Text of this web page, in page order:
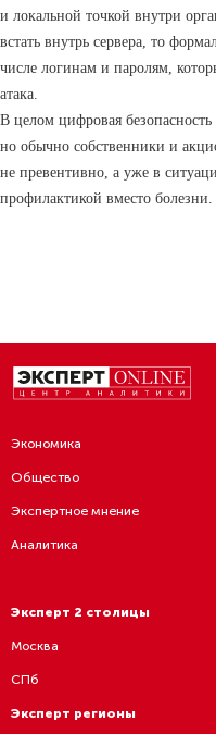
и локальной точкой внутри
встать внутрь сервера, то
числе логинам и паролям,
атака.
В целом цифровая
но обычно собственники и
не превентивно, а уже в
профилактикой вместо болезни.
К содержанию номера 1
Экономика
Общество
Экспертное мнение
Аналитика
Эксперт 2 столицы
Москва
СПб
Эксперт регионы